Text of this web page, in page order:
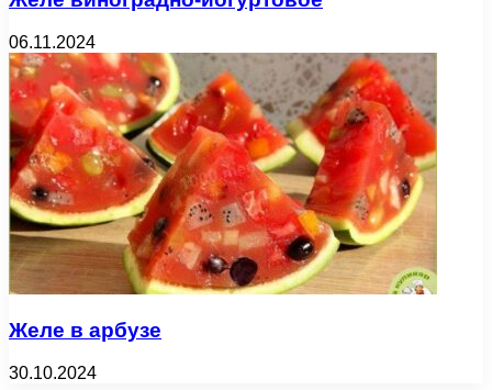
06.11.2024
Желе в арбузе
30.10.2024